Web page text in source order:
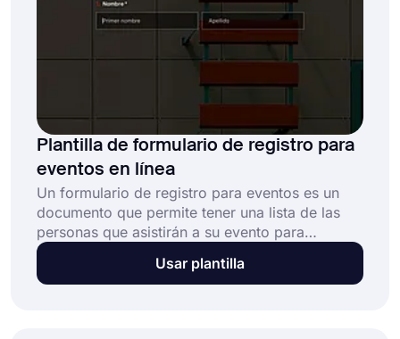
Plantilla de formulario de registro para
eventos en línea
Un formulario de registro para eventos es un
documento que permite tener una lista de las
personas que asistirán a su evento para
recopilar otros detalles requeridos. Esta plantilla
gratuita de formulario de registro para eventos
Usar plantilla